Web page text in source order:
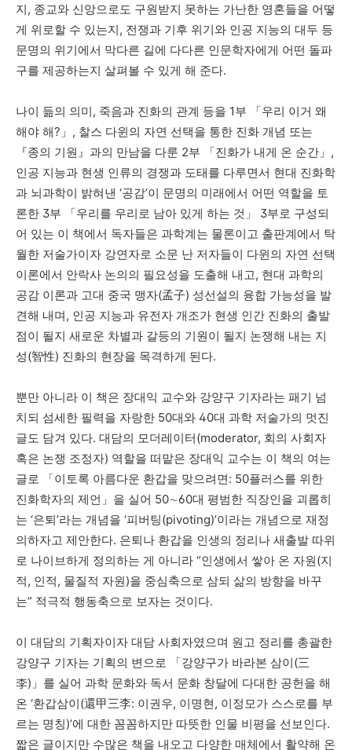
지, 종교와 신앙으로도 구원받지 못하는 가난한 영혼들을 어떻
게 위로할 수 있는지, 전쟁과 기후 위기와 인공 지능의 대두 등
문명의 위기에서 막다른 길에 다다른 인문학자에게 어떤 돌파
구를 제공하는지 살펴볼 수 있게 해 준다.
나이 듦의 의미, 죽음과 진화의 관계 등을 1부 「우리 이거 왜
해야 해? 」 , 찰스 다윈의 자연 선택을 통한 진화 개념 또는
『종의 기원 』 과의 만남을 다룬 2부 「진화가 내게 온 순간 」 ,
인공 지능과 현생 인류의 경쟁과 도태를 다루면서 현대 진화학
과 뇌과학이 밝혀낸 ‘공감’이 문명의 미래에서 어떤 역할을 토
론한 3부 「우리를 우리로 남아 있게 하는 것 」 3부로 구성되
어 있는 이 책에서 독자들은 과학계는 물론이고 출판계에서 탁
월한 저술가이자 강연자로 소문 난 저자들이 다윈의 자연 선택
이론에서 안락사 논의의 필요성을 도출해 내고, 현대 과학의
공감 이론과 고대 중국 맹자(孟子) 성선설의 융합 가능성을 발
견해 내며, 인공 지능과 유전자 개조가 현생 인간 진화의 출발
점이 될지 새로운 차별과 갈등의 기원이 될지 논쟁해 내는 지
성(智性) 진화의 현장을 목격하게 된다.
뿐만 아니라 이 책은 장대익 교수와 강양구 기자라는 패기 넘
치되 섬세한 필력을 자랑한 50대와 40대 과학 저술가의 멋진
글도 담겨 있다. 대담의 모더레이터(moderator, 회의 사회자
혹은 논쟁 조정자) 역할을 떠맡은 장대익 교수는 이 책의 여는
글로
「이토록 아름다운 환갑을 맞으려면: 50플러스를 위한
진화학자의 제언 」 을 실어 50∼60대 평범한 직장인을 괴롭히
는 ‘은퇴’라는 개념을 ‘피버팅(pivoting)’이라는 개념으로 재정
의하자고 제안한다. 은퇴나 환갑을 인생의 정리나 새출발 따위
로 나이브하게 정의하는 게 아니라 “인생에서 쌓아 온 자원(지
적, 인적, 물질적 자원)을 중심축으로 삼되 삶의 방향을 바꾸
는” 적극적 행동축으로 보자는 것이다.
이 대담의 기획자이자 대담 사회자였으며 원고 정리를 총괄한
강양구 기자는 기획의 변으로
「강양구가 바라본 삼이(三
李) 」 를 실어 과학 문화와 독서 문화 창달에 다대한 공헌을 해
온 ‘환갑삼이(還甲三李: 이권우, 이명현, 이정모가 스스로를 부
르는 명칭)’에 대한 꼼꼼하지만 따뜻한 인물 비평을 선보인다.
짧은 글이지만 수많은 책을 내오고 다양한 매체에서 활약해 온